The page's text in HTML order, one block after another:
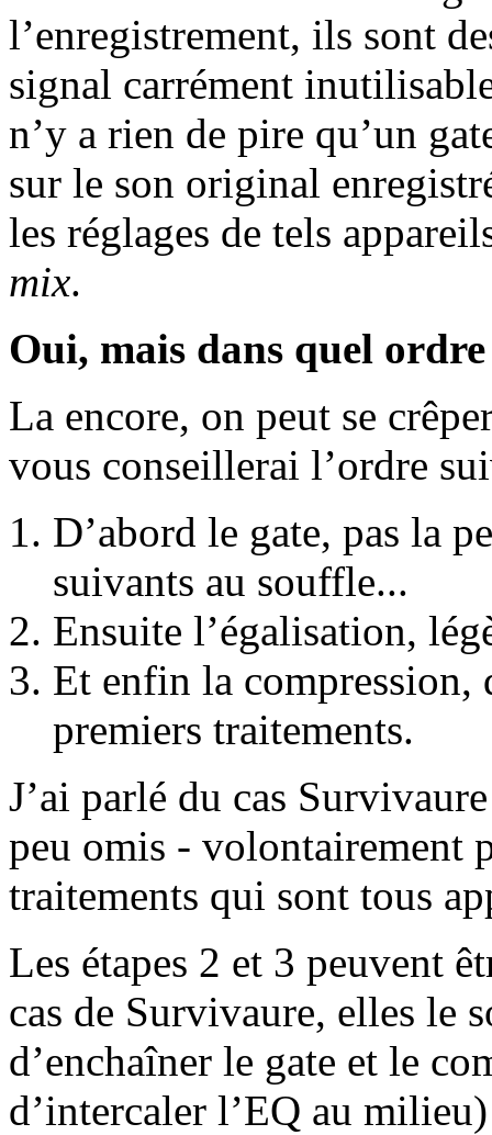
l’enregistrement, ils sont
signal carrément
n’y a rien de pire qu’un
sur le son original
les réglages de tels
mix.
Oui, mais dans quel
La encore, on peut se
vous conseillerai l’ordre
D’abord le gate, pas la
suivants au souffle...
Ensuite l’égalisation,
Et enfin la compression,
premiers traitements.
J’ai parlé du cas
peu omis - volontairement
traitements qui sont tous
Les étapes 2 et 3 peuvent
cas de Survivaure, elles le
d’enchaîner le gate et le
d’intercaler l’EQ au milieu)